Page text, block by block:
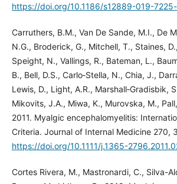
https://doi.org/10.1186/s12889-019-
Carruthers, B.M., Van De Sande, M.I., De
N.G., Broderick, G., Mitchell, T., Staines,
Speight, N., Vallings, R., Bateman, L.,
B., Bell, D.S., Carlo‐Stella, N., Chia, J.,
Lewis, D., Light, A.R., Marshall‐Gradisbik,
Mikovits, J.A., Miwa, K., Murovska, M.,
2011. Myalgic encephalomyelitis:
Criteria. Journal of Internal Medicine 270,
https://doi.org/10.1111/j.1365-
Cortes Rivera, M., Mastronardi, C., Silva-